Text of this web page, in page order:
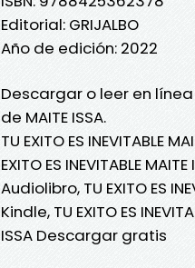
Editorial: GRIJALBO
Año de edición: 2022
Descargar o leer en línea
de MAITE ISSA.
TU EXITO ES INEVITABLE
EXITO ES INEVITABLE
Audiolibro, TU EXITO ES
Kindle, TU EXITO ES
ISSA Descargar gratis